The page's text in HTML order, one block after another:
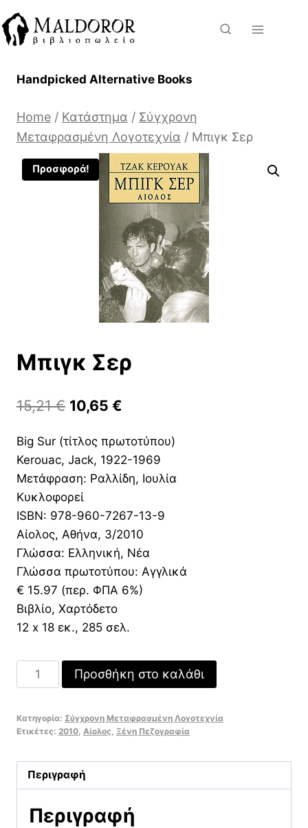
to
content
Handpicked Alternative Books
Home / Κατάστημα / Σύγχρονη
Μεταφρασμένη Λογοτεχνία / Μπιγκ Σερ
Προσφορά!
Μπιγκ Σερ
15,21€ Original
was:
15,21 €.
10,65 €
τιμή
είναι:
Big Sur (τίτλος πρωτοτύπου)
Kerouac, Jack, 1922-1969
Μετάφραση: Ραλλίδη, Ιουλία
Κυκλοφορεί
ISBN: 978-960-7267-13-9
Αίολος, Αθήνα, 3/2010
Γλώσσα: Ελληνική, Νέα
Γλώσσα πρωτοτύπου: Αγγλικά
€ 15.97 (περ. ΦΠΑ 6%)
Βιβλίο, Χαρτόδετο
12 x 18 εκ., 285 σελ.
Μπιγκ
Σερ
Προσθήκη στο καλάθι
Κατηγορία: Σύγχρονη Μεταφρασμένη Λογοτεχνία
Ετικέτες: 2010 Αίολος Ξένη Πεζογραφία
Περιγραφή
Περιγραφή